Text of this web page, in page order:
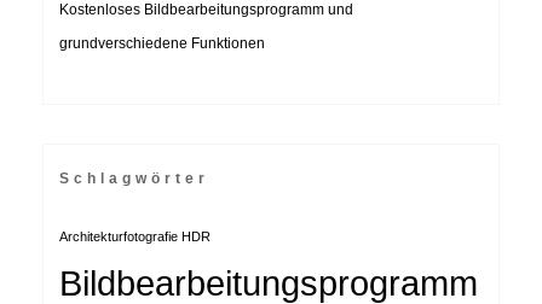
Kostenloses Bildbearbeitungsprogramm und
grundverschiedene Funktionen
Schlagwörter
Architekturfotografie HDR
Bildbearbeitungsprogramm